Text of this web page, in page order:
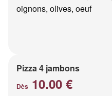
oignons, olives, oeuf
Pizza 4 jambons
Dès 10.00 €